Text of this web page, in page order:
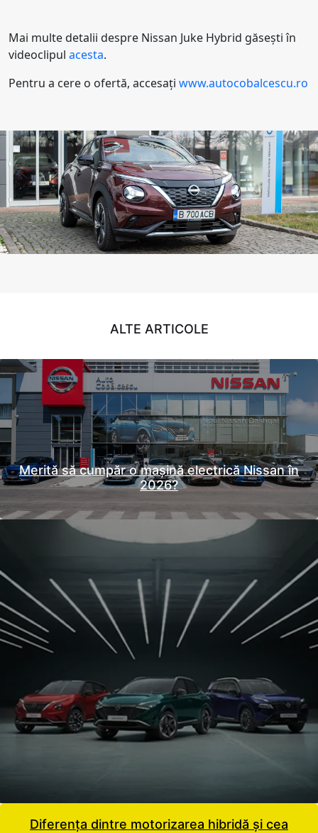
Mai multe detalii despre Nissan Juke Hybrid găsești în
videoclipul acesta.
Pentru a cere o ofertă, accesați www.autocobalcescu.ro
ALTE ARTICOLE
Merită să cumpăr o mașină electrică Nissan în
2026?
Diferența dintre motorizarea hibridă și cea